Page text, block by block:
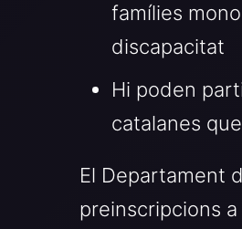
famílies
discapacitat
Hi poden
catalanes
El Departament
preinscripcions